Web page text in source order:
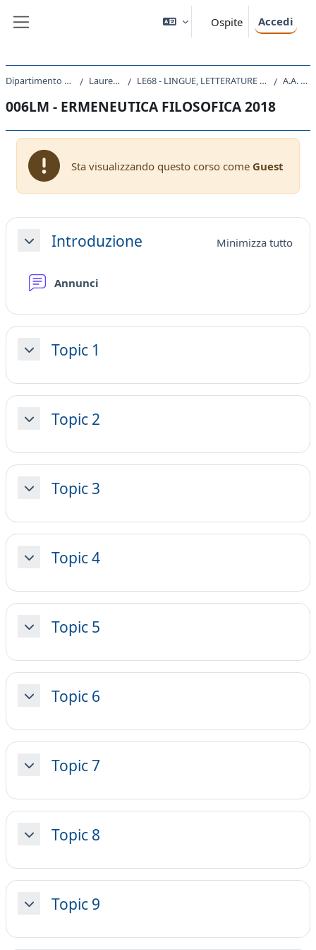
Ospite Accedi
Dipartimento di Studi Umanistici Laurea Magistrale LE68 - LINGUE, LETTERATURE STRANIERE E TURISMO CULTURALE A.A. 2018 - 2019
006LM - ERMENEUTICA FILOSOFICA 2018
Sta visualizzando questo corso come Guest
Schema della sezione
MinimizzaIntroduzione Minimizza tutto
Annunci
MinimizzaTopic 1
MinimizzaTopic 2
MinimizzaTopic 3
MinimizzaTopic 4
MinimizzaTopic 5
MinimizzaTopic 6
MinimizzaTopic 7
MinimizzaTopic 8
MinimizzaTopic 9